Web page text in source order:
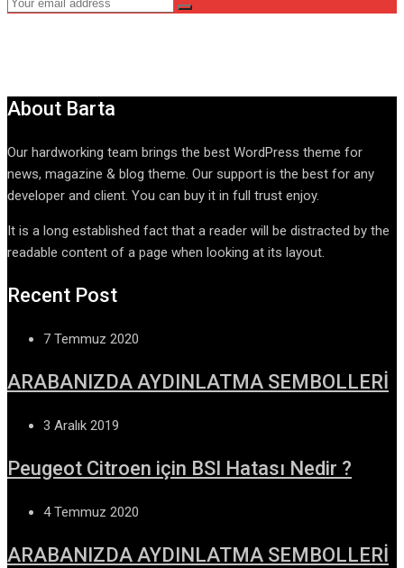
About Barta
Our hardworking team brings the best WordPress theme for
news, magazine & blog theme. Our support is the best for any
developer and client. You can buy it in full trust enjoy.
It is a long established fact that a reader will be distracted by the
readable content of a page when looking at its layout.
Recent Post
7 Temmuz 2020
ARABANIZDA AYDINLATMA SEMBOLLERİ
3 Aralık 2019
Peugeot Citroen için BSI Hatası Nedir ?
4 Temmuz 2020
ARABANIZDA AYDINLATMA SEMBOLLERİ